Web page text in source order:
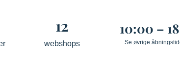
12
webshops
10:00 –
Se øvrige